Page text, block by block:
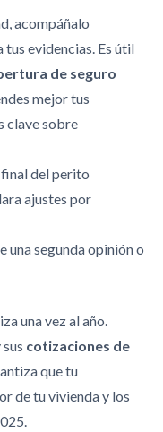
acompáñalo
evidencias. Es útil
de seguro
mejor tus
clave sobre
del perito
ajustes por
una segunda opinión o
una vez al año.
cotizaciones de
que tu
de tu vivienda y los